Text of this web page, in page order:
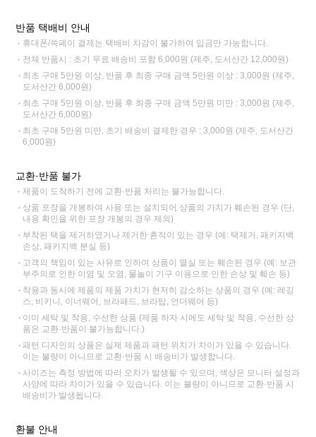
반품 택배비 안내
휴대폰/쓱페이 결제는 택배비 차감이 불가하여 입금만 가능합니다.
전체 반품시 : 초기 무료 배송비 포함 6,000원 (제주, 도서산간 12,000원)
최초 구매 5만원 이상, 반품 후 최종 구매 금액 5만원 이상 : 3,000원 (제주,
도서산간 6,000원)
최초 구매 5만원 이상, 반품 후 최종 구매 금액 5만원 미만 : 3,000원 (제주,
도서산간 6,000원)
최초 구매 5만원 미만, 초기 배송비 결제한 경우 : 3,000원 (제주, 도서산간
6,000원)
교환·반품 불가
제품이 도착하기 전에 교환·반품 처리는 불가능합니다.
상품 포장을 개봉하여 사용 또는 설치되어 상품의 가치가 훼손된 경우 (단,
내용 확인을 위한 포장 개봉의 경우 제외)
부착된 택을 제거하였거나 제거한 흔적이 있는 경우 (예: 택제거, 패키지백
손상, 패키지백 분실 등)
고객의 책임이 있는 사유로 인하여 상품이 멸실 또는 훼손된 경우 (예: 보관
부주의로 인한 이염 및 오염, 물놀이 기구 이용으로 인한 손상 및 훼손 등)
착용과 동시에 제품의 제품 가치가 현저히 감소하는 상품의 경우 (예: 레깅
스, 비키니, 이너웨어, 브라패드, 브라탑, 언더웨어 등)
이미 세탁 및 착용, 수선한 상품 (제품 하자 시에도 세탁 및 착용, 수선한 상
품은 교환·반품이 불가능합니다.)
패턴 디자인의 상품은 실제 제품과 패턴 위치가 차이가 있을 수 있습니다.
이는 불량이 아니므로 교환·반품 시 배송비가 발생합니다.
사이즈는 측정 방법에 따라 오차가 발생될 수 있으며, 색상은 모니터 설정과
사양에 따라 차이가 있을 수 있습니다. 이는 불량이 아니므로 교환·반품 시
배송비가 발생됩니다.
환불 안내